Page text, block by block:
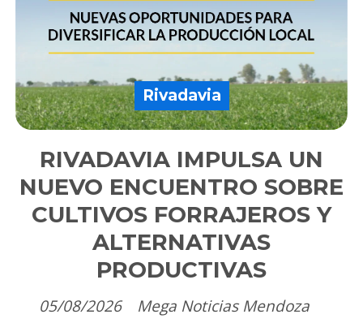
RIVADAVIA IMPULSA UN
NUEVO ENCUENTRO SOBRE
CULTIVOS FORRAJEROS Y
ALTERNATIVAS
PRODUCTIVAS
Mega Noticias Mendoza
Rivadavia
05/08/2026